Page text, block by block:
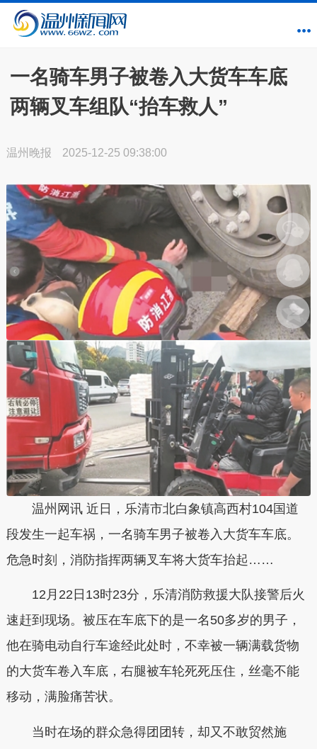
一名骑车男子被卷入大货车车底
两辆叉车组队“抬车救人”
温州晚报 2025-12-25 09:38:00
温州网讯 近日，乐清市北白象镇高西村104国道
段发生一起车祸，一名骑车男子被卷入大货车车底。
危急时刻，消防指挥两辆叉车将大货车抬起……
12月22日13时23分，乐清消防救援大队接警后火
速赶到现场。被压在车底下的是一名50多岁的男子，
他在骑电动自行车途经此处时，不幸被一辆满载货物
的大货车卷入车底，右腿被车轮死死压住，丝毫不能
移动，满脸痛苦状。
当时在场的群众急得团团转，却又不敢贸然施